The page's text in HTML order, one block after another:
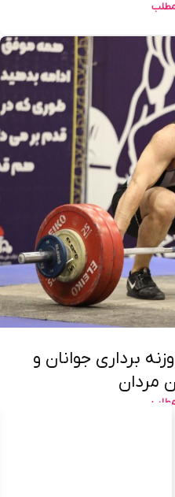
مطلب
برداری جوانان و
مردان
مطلب